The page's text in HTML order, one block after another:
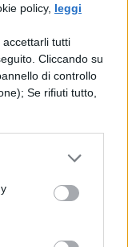
policy, leggi
accettarli tutti
Cliccando su
di controllo
Se rifiuti tutto,
12
29